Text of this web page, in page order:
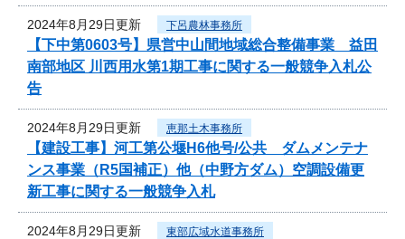
2024年8月29日更新 下呂農林事務所
【下中第0603号】県営中山間地域総合整備事業 益田
南部地区 川西用水第1期工事に関する一般競争入札公
告
2024年8月29日更新 恵那土木事務所
【建設工事】河工第公堰H6他号/公共 ダムメンテナ
ンス事業（R5国補正）他（中野方ダム）空調設備更
新工事に関する一般競争入札
2024年8月29日更新 東部広域水道事務所